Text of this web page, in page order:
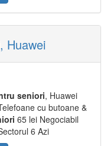
Huawei
seniori, Huawei
cu butoane &
65 lei Negociabil
6 Azi